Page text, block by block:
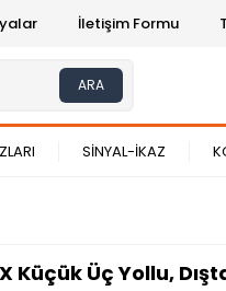
İletişim Formu
ARA
SİNYAL-İKAZ
Küçük Üç Yollu,